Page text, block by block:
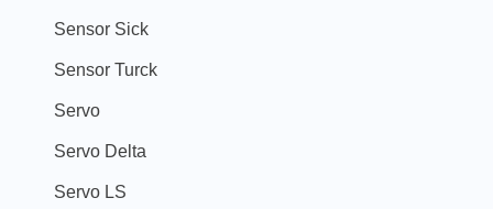
Sensor Sick
Sensor Turck
Servo
Servo Delta
Servo LS